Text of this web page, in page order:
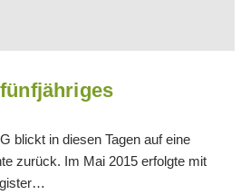
blickt in diesen Tagen auf eine
zurück. Im Mai 2015 erfolgte mit